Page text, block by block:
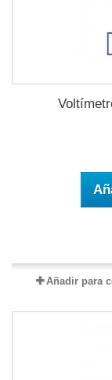
Añadir para